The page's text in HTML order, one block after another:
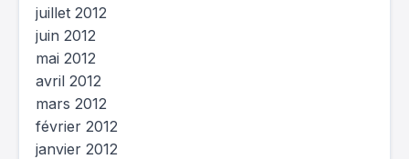
juillet 2012
juin 2012
mai 2012
avril 2012
mars 2012
février 2012
janvier 2012